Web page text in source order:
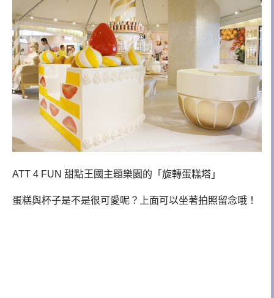
ATT 4 FUN 甜點王國主題樂園的 「旋轉蛋糕塔」
蛋糕與杯子是不是很可愛呢？上面可以坐著拍照留念哦！